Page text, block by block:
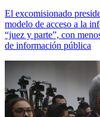
El excomisionado
modelo de acceso a la
“juez y parte”, con
de información pública